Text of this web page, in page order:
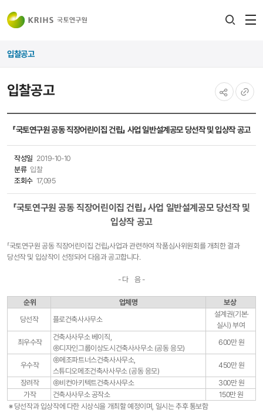
입찰공고
입찰공고
복사
「국토연구원 공동 직장어린이집 건립」 사업 일반설계공모 당선작 및 입상작 공고
작성일 2019-10-10
분류 입찰
조회수 17,095
「국토연구원 공동 직장어린이집 건립」 사업 일반설계공모 당선작 및
입상작 공고
「국토연구원 공동 직장어린이집 건립」사업과 관련하여 작품심사위원회를 개최한 결과
당선작 및 입상작이 선정되어 다음과 공고합니다.
- 다 음 -
순위 업체명
보상
당선작
플로건축사사무소
설계권(기본·
실시) 부여
최우수작
건축사사무소 베이직,
㈜디자인그룹이상도시건축사사무소 (공동 응모)
600만 원
우수작
㈜메조파트너스건축사사무소,
스튜디오메조건축사사무소 (공동 응모)
450만 원
장려작
㈜비컨아키텍트건축사사무소
300만 원
가작
건축사사무소 공작소
150만 원
※ 당선작과 입상작에 다한 시상식을 개최할 예정이며, 일시는 추후 통보함